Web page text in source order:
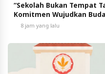
“Sekolah Bukan Tempat
Komitmen Wujudkan
8 jam yang lalu